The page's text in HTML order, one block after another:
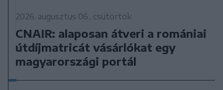
2026. augusztus 06., csütörtök
CNAIR: alaposan átveri a romániai
útdíjmatricát vásárlókat egy
magyarországi portál